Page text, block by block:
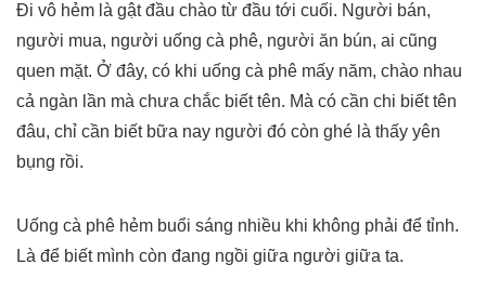
Đi vô hẻm là gật đầu chào từ đầu tới cuối. Người bán,
người mua, người uống cà phê, người ăn bún, ai cũng
quen mặt. Ở đây, có khi uống cà phê mấy năm, chào nhau
cả ngàn lần mà chưa chắc biết tên. Mà có cần chi biết tên
đâu, chỉ cần biết bữa nay người đó còn ghé là thấy yên
bụng rồi.
Uống cà phê hẻm buổi sáng nhiều khi không phải để tỉnh.
Là để biết mình còn đang ngồi giữa người giữa ta.